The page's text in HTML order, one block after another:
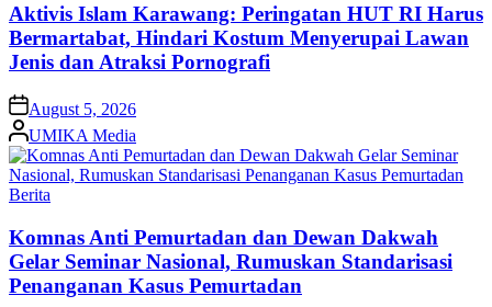
Aktivis Islam Karawang: Peringatan HUT RI Harus
Bermartabat, Hindari Kostum Menyerupai Lawan
Jenis dan Atraksi Pornografi
onAugust 5, 2026
Posted
by
UMIKA Media
Posted
Berita
Komnas Anti Pemurtadan dan Dewan Dakwah
Gelar Seminar Nasional, Rumuskan Standarisasi
Penanganan Kasus Pemurtadan